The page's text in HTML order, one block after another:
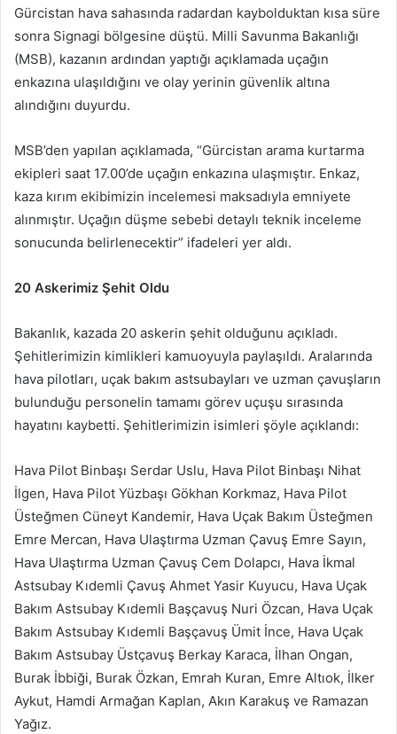
Gürcistan hava sahasında radardan kaybolduktan kısa süre
sonra Signagi bölgesine düştü. Milli Savunma Bakanlığı
(MSB), kazanın ardından yaptığı açıklamada uçağın
enkazına ulaşıldığını ve olay yerinin güvenlik altına
alındığını duyurdu.
MSB’den yapılan açıklamada, “Gürcistan arama kurtarma
ekipleri saat 17.00’de uçağın enkazına ulaşmıştır. Enkaz,
kaza kırım ekibimizin incelemesi maksadıyla emniyete
alınmıştır. Uçağın düşme sebebi detaylı teknik inceleme
sonucunda belirlenecektir” ifadeleri yer aldı.
20 Askerimiz Şehit Oldu
Bakanlık, kazada 20 askerin şehit olduğunu açıkladı.
Şehitlerimizin kimlikleri kamuoyuyla paylaşıldı. Aralarında
hava pilotları, uçak bakım astsubayları ve uzman çavuşların
bulunduğu personelin tamamı görev uçuşu sırasında
hayatını kaybetti. Şehitlerimizin isimleri şöyle açıklandı:
Hava Pilot Binbaşı Serdar Uslu, Hava Pilot Binbaşı Nihat
İlgen, Hava Pilot Yüzbaşı Gökhan Korkmaz, Hava Pilot
Üsteğmen Cüneyt Kandemir, Hava Uçak Bakım Üsteğmen
Emre Mercan, Hava Ulaştırma Uzman Çavuş Emre Sayın,
Hava Ulaştırma Uzman Çavuş Cem Dolapcı, Hava İkmal
Astsubay Kıdemli Çavuş Ahmet Yasir Kuyucu, Hava Uçak
Bakım Astsubay Kıdemli Başçavuş Nuri Özcan, Hava Uçak
Bakım Astsubay Kıdemli Başçavuş Ümit İnce, Hava Uçak
Bakım Astsubay Üstçavuş Berkay Karaca, İlhan Ongan,
Burak İbbiği, Burak Özkan, Emrah Kuran, Emre Altıok, İlker
Aykut, Hamdi Armağan Kaplan, Akın Karakuş ve Ramazan
Yağız.